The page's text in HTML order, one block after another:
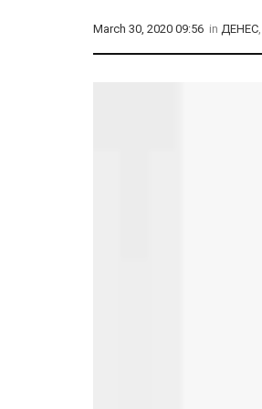
March 30, 2020 09:56 in ДЕНЕС,